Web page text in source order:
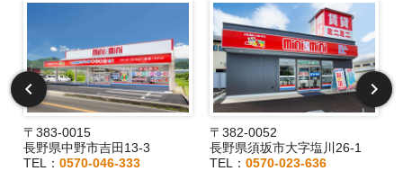
〒383-0015
長野県中野市吉田13-3
TEL： 0570-046-333
〒382-0052
長野県須坂市大字塩川26-1
TEL：0570-023-636